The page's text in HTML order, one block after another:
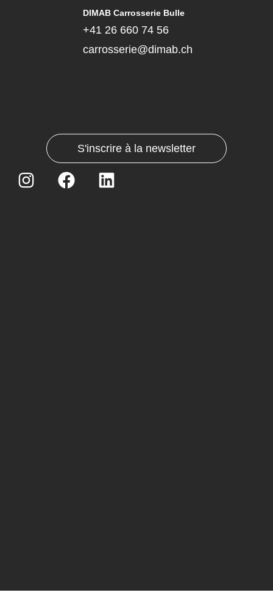
DIMAB Carrosserie Bulle
+41 26 660 74 56
carrosserie@dimab.ch
S'inscrire à la newsletter